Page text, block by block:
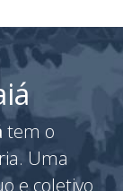
tem o
Uma